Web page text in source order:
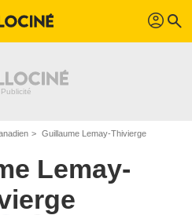
profil search
Guillaume Lemay-Thivierge
Lemay-